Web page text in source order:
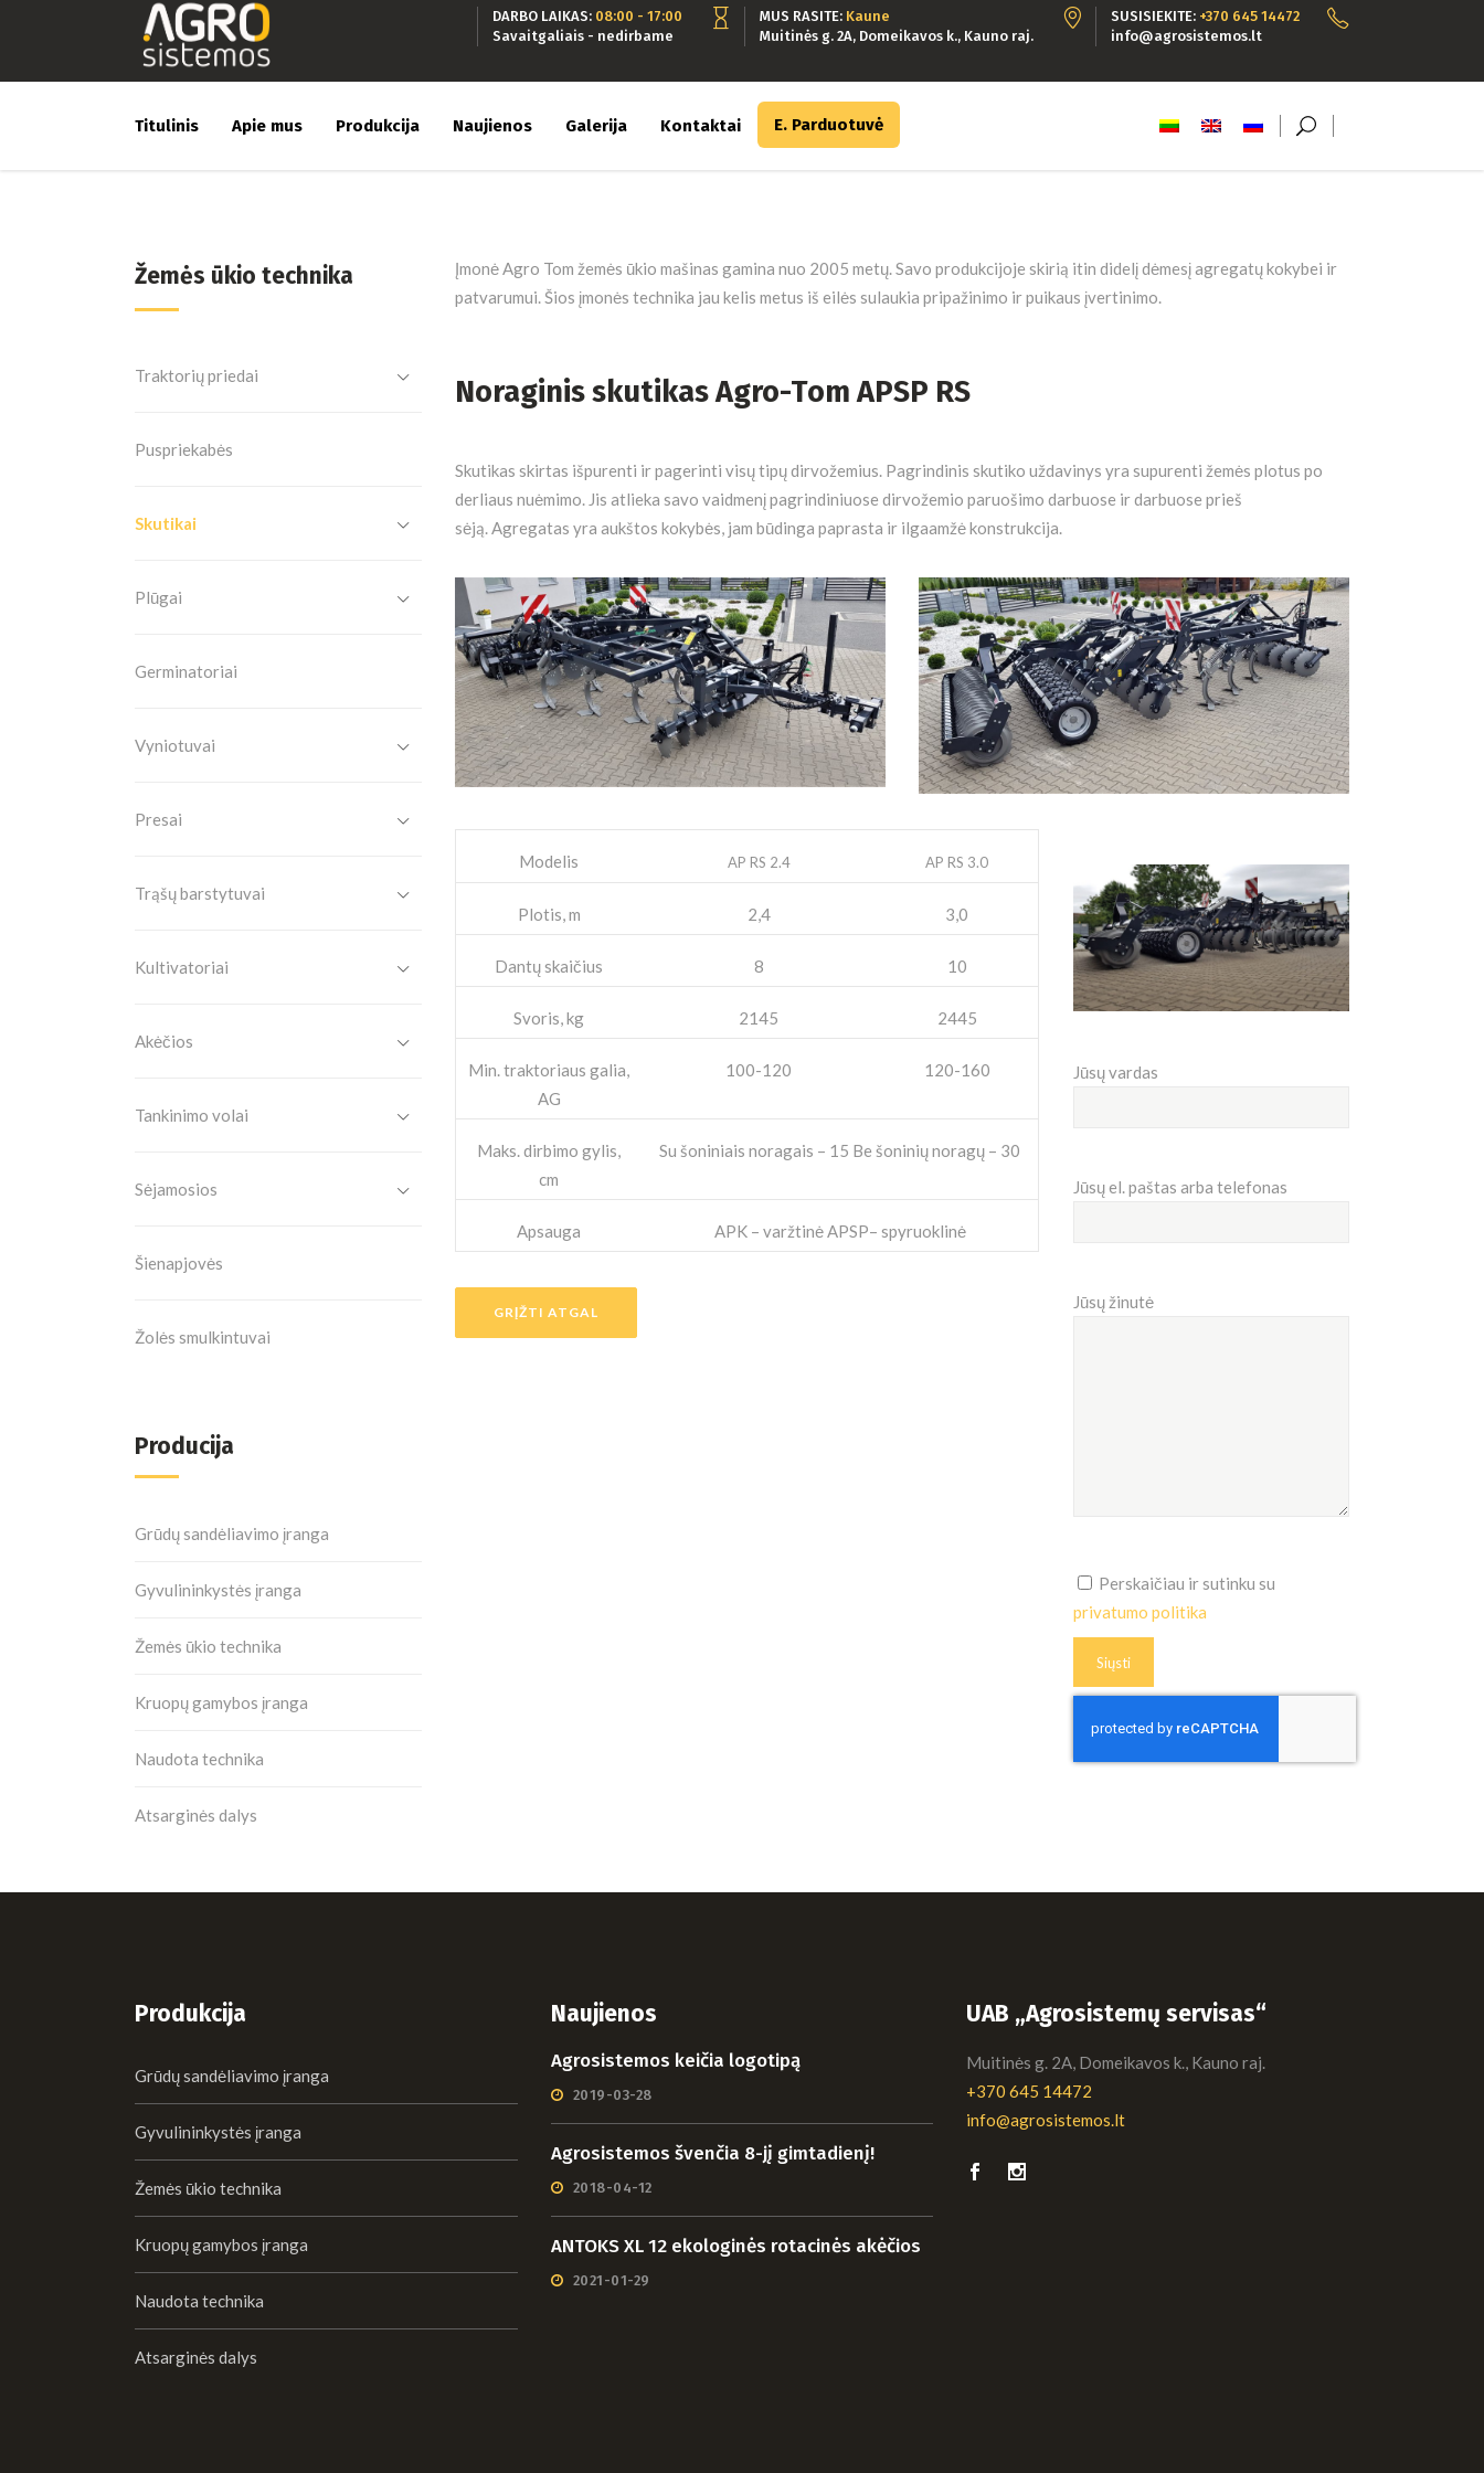
DARBO LAIKAS: 08:00 - 17:00
Savaitgaliais - nedirbame
MUS RASITE: Kaune
Muitinės g. 2A, Domeikavos k., Kauno raj.
SUSISIEKITE: +370 645 14472
info@agrosistemos.lt
Titulinis Apie mus Produkcija Naujienos Galerija Kontaktai E. Parduotuvė
Žemės ūkio technika
Traktorių priedai
Puspriekabės
Skutikai
Plūgai
Germinatoriai
Vyniotuvai
Presai
Trąšų barstytuvai
Kultivatoriai
Akėčios
Tankinimo volai
Sėjamosios
Šienapjovės
Žolės smulkintuvai
Producija
Grūdų sandėliavimo įranga
Gyvulininkystės įranga
Žemės ūkio technika
Kruopų gamybos įranga
Naudota technika
Atsarginės dalys
Įmonė Agro Tom žemės ūkio mašinas gamina nuo 2005 metų. Savo produkcijoje skirią itin didelį dėmesį agregatų kokybei ir
patvarumui. Šios įmonės technika jau kelis metus iš eilės sulaukia pripažinimo ir puikaus įvertinimo.
Noraginis skutikas Agro-Tom APSP RS
Skutikas skirtas išpurenti ir pagerinti visų tipų dirvožemius. Pagrindinis skutiko uždavinys yra supurenti žemės plotus po
derliaus nuėmimo. Jis atlieka savo vaidmenį pagrindiniuose dirvožemio paruošimo darbuose ir darbuose prieš
sėją. Agregatas yra aukštos kokybės, jam būdinga paprasta ir ilgaamžė konstrukcija.
Modelis AP RS 2.4 AP RS 3.0
Plotis, m 2,4 3,0
Dantų skaičius 8 10
Svoris, kg 2145 2445
Min. traktoriaus galia,
AG
100-120 120-160
Maks. dirbimo gylis,
cm
Su šoniniais noragais – 15 Be šoninių noragų – 30
Apsauga APK – varžtinė APSP– spyruoklinė
GRĮŽTI ATGAL
Jūsų vardas
Jūsų el. paštas arba telefonas
Jūsų žinutė
Perskaičiau ir sutinku su
privatumo politika
Produkcija
Grūdų sandėliavimo įranga
Gyvulininkystės įranga
Žemės ūkio technika
Kruopų gamybos įranga
Naudota technika
Atsarginės dalys
Naujienos
Agrosistemos keičia logotipą
2019-03-28
Agrosistemos švenčia 8-jį gimtadienį!
2018-04-12
ANTOKS XL 12 ekologinės rotacinės akėčios
2021-01-29
UAB „Agrosistemų servisas“
Muitinės g. 2A, Domeikavos k., Kauno raj.
+370 645 14472
info@agrosistemos.lt